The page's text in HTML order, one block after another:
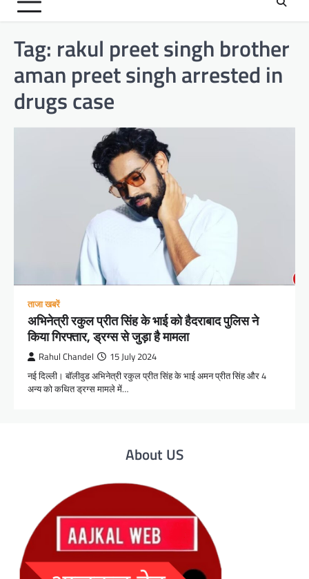
Tag: rakul preet singh brother
aman preet singh arrested in
drugs case
ताजा खबरें
अभिनेत्री रकुल प्रीत सिंह के भाई को हैदराबाद पुलिस ने
किया गिरफ्तार, ड्रग्स से जुड़ा है मामला
Rahul Chandel 15 July 2024
नई दिल्ली। बॉलीवुड अभिनेत्री रकुल प्रीत सिंह के भाई अमन प्रीत सिंह और 4
अन्य को कथित ड्रग्स मामले में…
About US